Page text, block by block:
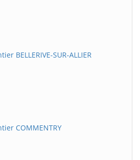
BELLERIVE-SUR-ALLIER
COMMENTRY